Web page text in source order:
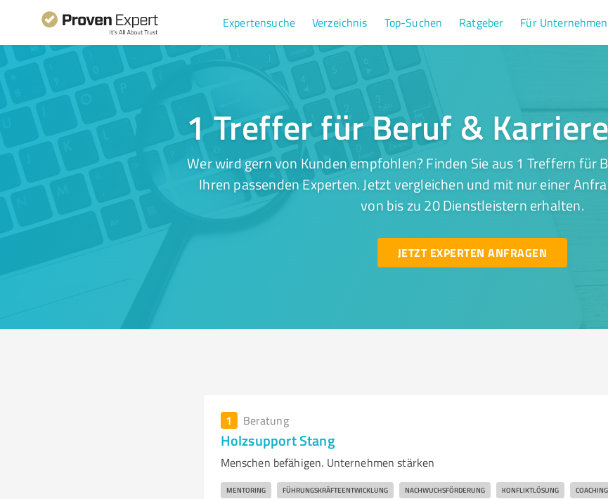
Expertensuche Verzeichnis Top-Suchen Ratgeber Für Unternehmen
1 Treffer für Beruf &
Wer wird gern von Kunden empfohlen? Finden Sie aus 1 Treffern für
Ihren passenden Experten. Jetzt vergleichen und mit nur einer
von bis zu 20 Dienstleistern erhalten.
JETZT EXPERTEN ANFRAGEN
1 Beratung
Holzsupport Stang
Menschen befähigen. Unternehmen stärken
MENTORING FÜHRUNGSKRÄFTEENTWICKLUNG NACHWUCHSFÖRDERUNG KONFLIKTLÖSUNG COACHING